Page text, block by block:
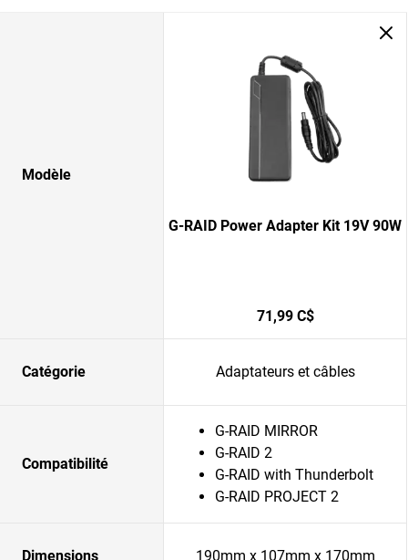
Modèle
G-RAID Power Adapter Kit 19V 90W
71,99 C$
Catégorie Adaptateurs et câbles
Compatibilité
G-RAID MIRROR
G-RAID 2
G-RAID with Thunderbolt
G-RAID PROJECT 2
Dimensions 190mm x 107mm x 170mm